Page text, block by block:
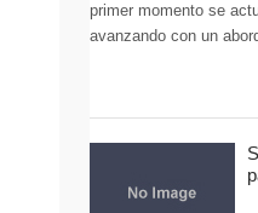
primer momento se
avanzando con un